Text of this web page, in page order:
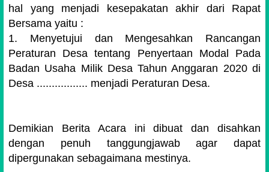
hal yang menjadi kesepakatan akhir dari Rapat
Bersama yaitu :
1.
Menyetujui dan Mengesahkan Rancangan
Peraturan Desa tentang Penyertaan Modal Pada
Badan Usaha Milik Desa Tahun Anggaran 2020 di
Desa ................. menjadi Peraturan Desa.
Demikian Berita Acara ini dibuat dan disahkan
dengan penuh tanggungjawab agar dapat
dipergunakan sebagaimana mestinya.